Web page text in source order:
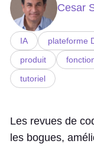
Cesar
IA plateforme
produit
tutoriel
Les revues de
les bogues,